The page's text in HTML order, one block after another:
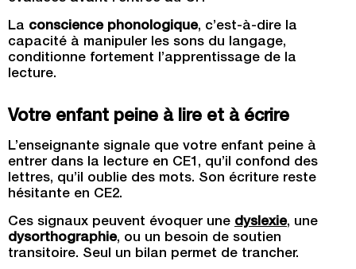
La conscience phonologique, c’est-à-dire la
capacité à manipuler les sons du langage,
conditionne fortement l’apprentissage de la
lecture.
Votre enfant peine à lire et à écrire
L’enseignante signale que votre enfant peine à
entrer dans la lecture en CE1, qu’il confond des
lettres, qu’il oublie des mots. Son écriture reste
hésitante en CE2.
Ces signaux peuvent évoquer une dyslexie, une
dysorthographie, ou un besoin de soutien
transitoire. Seul un bilan permet de trancher.